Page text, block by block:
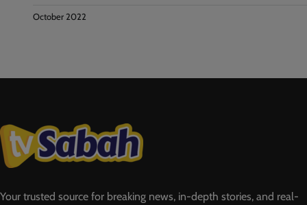
October 2022
Your trusted source for breaking news, in-depth stories, and real-